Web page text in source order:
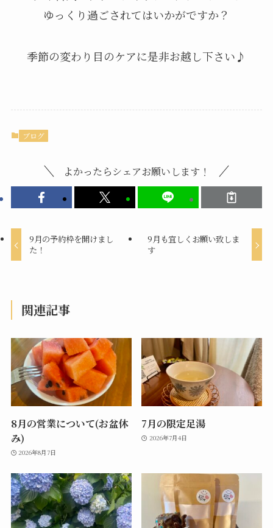
ゆっくり過ごされてはいかがですか？
季節の変わり目のケアに是非お越し下さい♪
ブログ
よかったらシェアお願いします！
9月の予約枠を開けまし
た！
9月も宜しくお願い致しま
す
関連記事
8月の営業について(お盆休
み)
2026年8月7日
7月の限定足湯
2026年7月4日